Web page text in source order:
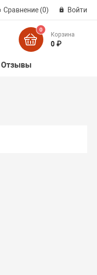
Сравнение (0) Войти
0
Корзина
0 ₽
Отзывы